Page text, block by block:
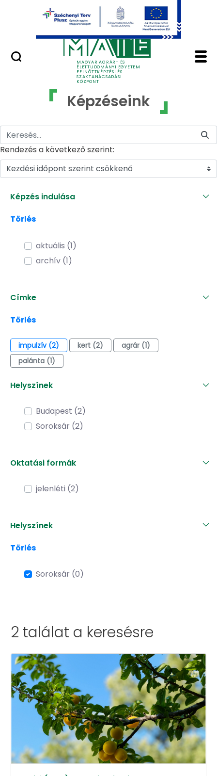
Ugrás a fő tartalomhoz
MAGYAR AGRÁR- ÉS
ÉLETTUDOMÁNYI EGYETEM
FELNŐTTKÉPZÉSI ÉS
SZAKTANÁCSADÁSI
KÖZPONT
Képzéseink - MATE
Képzéseink
Rendezés a következő szerint:
Kezdési időpont szerint csökkenő
Képzés indulása
Törlés
aktuális (1)
archív (1)
Címke
Törlés
impulzív (2) kert (2)
agrár (1)
palánta (1)
Helyszínek
Budapest (2)
Soroksár (2)
Oktatási formák
jelenléti (2)
Helyszínek
Törlés
Soroksár (0)
2 találat a keresésre